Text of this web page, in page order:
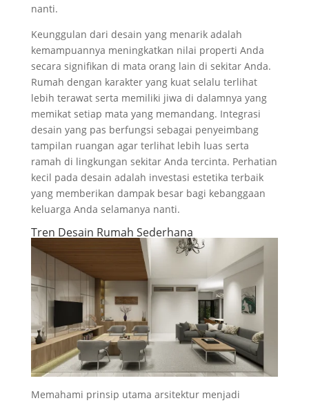
nanti.
Keunggulan dari desain yang menarik adalah
kemampuannya meningkatkan nilai properti Anda
secara signifikan di mata orang lain di sekitar Anda.
Rumah dengan karakter yang kuat selalu terlihat
lebih terawat serta memiliki jiwa di dalamnya yang
memikat setiap mata yang memandang. Integrasi
desain yang pas berfungsi sebagai penyeimbang
tampilan ruangan agar terlihat lebih luas serta
ramah di lingkungan sekitar Anda tercinta. Perhatian
kecil pada desain adalah investasi estetika terbaik
yang memberikan dampak besar bagi kebanggaan
keluarga Anda selamanya nanti.
Tren Desain Rumah Sederhana
Memahami prinsip utama arsitektur menjadi